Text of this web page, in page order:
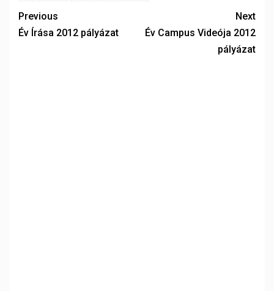
Previous
Év Írása 2012 pályázat
Next
Év Campus Videója 2012
pályázat